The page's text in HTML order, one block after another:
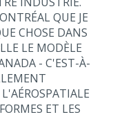
QUE JE
CHOSE DANS
LE MODÈLE
- C'EST-À-
ET LES